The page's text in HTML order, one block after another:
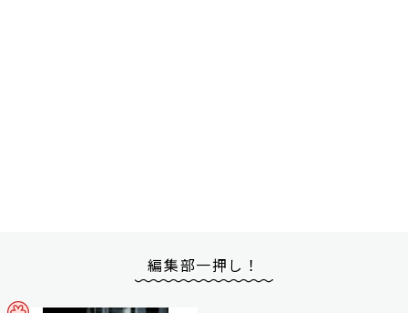
編集部一押し！